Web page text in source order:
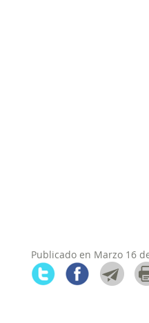
Publicado en Marzo 16